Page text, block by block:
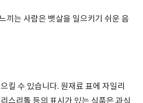
끼는 사람은 뱃살을 일으키기 쉬운 음
킬 수 있습니다. 원재료 표에 자일리